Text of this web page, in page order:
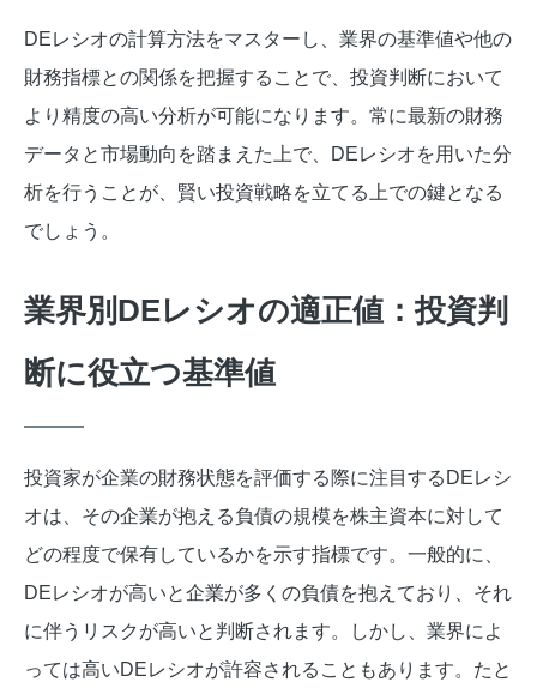
DEレシオの計算方法をマスターし、業界の基準値や他の
財務指標との関係を把握することで、投資判断において
より精度の高い分析が可能になります。常に最新の財務
データと市場動向を踏まえた上で、DEレシオを用いた分
析を行うことが、賢い投資戦略を立てる上での鍵となる
でしょう。
業界別DEレシオの適正値：投資判
断に役立つ基準値
投資家が企業の財務状態を評価する際に注目するDEレシ
オは、その企業が抱える負債の規模を株主資本に対して
どの程度で保有しているかを示す指標です。一般的に、
DEレシオが高いと企業が多くの負債を抱えており、それ
に伴うリスクが高いと判断されます。しかし、業界によ
っては高いDEレシオが許容されることもあります。たと